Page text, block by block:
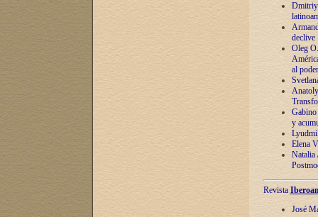
Dmitriy
declive
Oleg
al poder
y
Elena
Natalia
Revista
José